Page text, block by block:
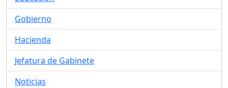
Gobierno
Hacienda
Jefatura de Gabinete
Noticias